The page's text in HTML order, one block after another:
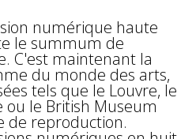
numérique haute
le summum de
C'est maintenant la
du monde des arts,
tels que le Louvre, le
ou le British Museum
de reproduction.